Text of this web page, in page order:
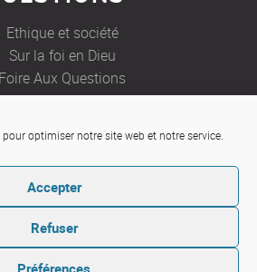
optimiser notre site web et notre service.
Accepter
Refuser
Préférences
Ethique et société
Sur la foi en Dieu
Foire Aux Questions
SOUHAITE
Etre aidé
Ecrire à un prêtre